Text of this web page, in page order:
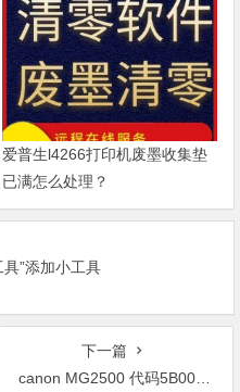
爱普生l4266打印机废墨收集垫
已满怎么处理？
”添加小工具
下一篇
canon MG2500 代码5B00,这个机器可以远程清理吗？